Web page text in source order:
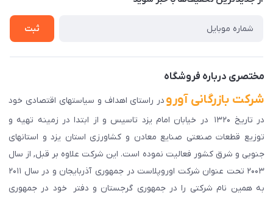
راهنمای ثبت سفارش
سوالات متداول
ثبت
مختصری درباره فروشگاه
شرکت بازرگانی آورو در راستای اهداف و سیاستهای اقتصادی خود
در تاریخ ۱۳۲۰ در خیابان امام یزد تاسیس و از ابتدا در زمینه تهیه و
توزیع قطعات صنعتی صنایع معادن و کشاورزی استان یزد و استانهای
جنوبی و شرق کشور فعالیت نموده است. این شرکت علاوه بر قبل, از سال
۲۰۰۳ تحت عنوان شرکت اوروپلاست در جمهوری آذربایجان و در سال ۲۰۱۱
به همین نام شرکتی را در جمهوری گرجستان و دفتر خود در جمهوری